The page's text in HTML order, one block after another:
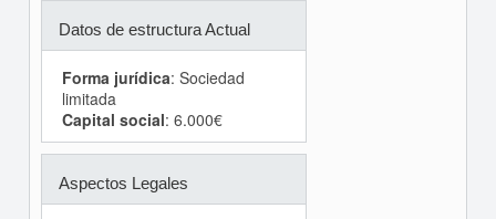
Datos de estructura Actual
Forma jurídica: Sociedad
limitada
Capital social: 6.000€
Aspectos Legales